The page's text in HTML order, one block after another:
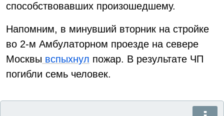
способствовавших произошедшему.
Напомним, в минувший вторник на стройке
во 2-м Амбулаторном проезде на севере
Москвы вспыхнул пожар. В результате ЧП
погибли семь человек.